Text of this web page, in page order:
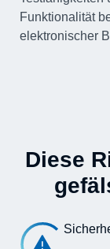
Funktionalität
elektronischer
Diese